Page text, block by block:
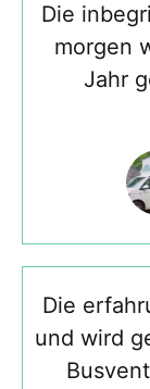
Die
morgen
Jahr
Die
und wird